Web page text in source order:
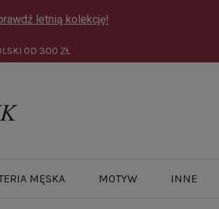
OD 300 ZŁ
MĘSKA MOTYW INNE